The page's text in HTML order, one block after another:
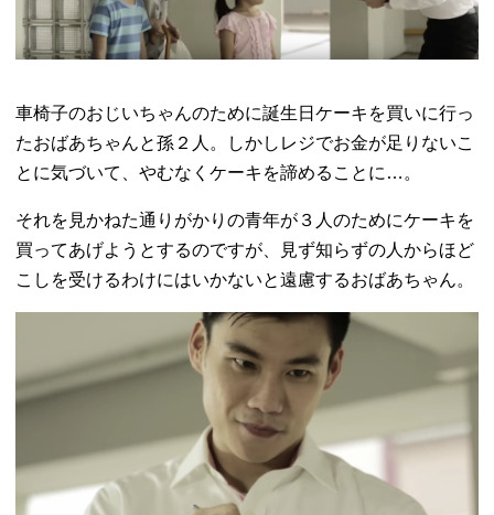
車椅子のおじいちゃんのために誕生日ケーキを買いに行っ
たおばあちゃんと孫２人。しかしレジでお金が足りないこ
とに気づいて、やむなくケーキを諦めることに…。
それを見かねた通りがかりの青年が３人のためにケーキを
買ってあげようとするのですが、見ず知らずの人からほど
こしを受けるわけにはいかないと遠慮するおばあちゃん。